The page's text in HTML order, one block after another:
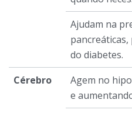
Ajudam na
do diabetes.
Cérebro
Agem no
e